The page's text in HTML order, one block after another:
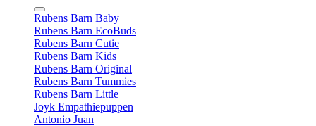
Rubens Barn Baby
Rubens Barn EcoBuds
Rubens Barn Cutie
Rubens Barn Kids
Rubens Barn Original
Rubens Barn Tummies
Rubens Barn Little
Joyk Empathiepuppen
Antonio Juan